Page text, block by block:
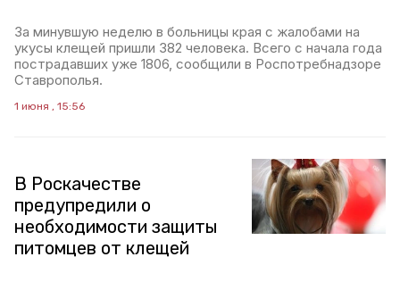
За минувшую неделю в больницы края с жалобами на
укусы клещей пришли 382 человека. Всего с начала года
пострадавших уже 1806, сообщили в Роспотребнадзоре
Ставрополья.
1 июня , 15:56
В Роскачестве
предупредили о
необходимости защиты
питомцев от клещей